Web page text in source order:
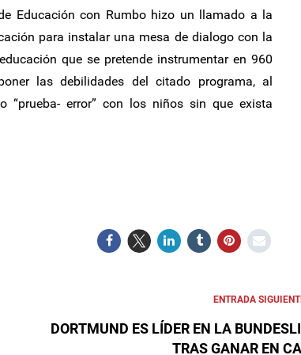
Educación con Rumbo hizo un llamado a la
para instalar una mesa de dialogo con la
que se pretende instrumentar en 960
las debilidades del citado programa, al
“prueba- error” con los niños sin que exista
ENTRADA
DORTMUND ES LÍDER EN LA
TRAS GANAR EN